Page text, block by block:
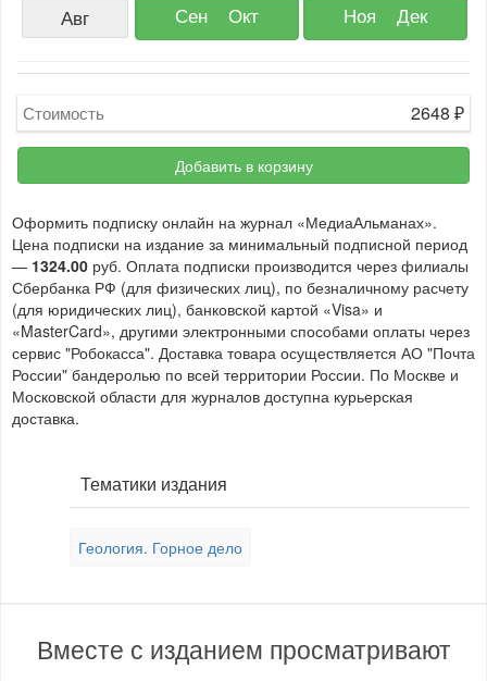
Авг
Сен Окт Ноя Дек
Стоимость 2648 ₽
Добавить в корзину
Оформить подписку онлайн на журнал «МедиаАльманах».
Цена подписки на издание за минимальный подписной период
— 1324.00 руб. Оплата подписки производится через филиалы
Сбербанка РФ (для физических лиц), по безналичному расчету
(для юридических лиц), банковской картой «Visa» и
«MasterCard», другими электронными способами оплаты через
сервис "Робокасса". Доставка товара осуществляется АО "Почта
России" бандеролью по всей территории России. По Москве и
Московской области для журналов доступна курьерская
доставка.
Тематики издания
Геология. Горное дело
Вместе с изданием просматривают